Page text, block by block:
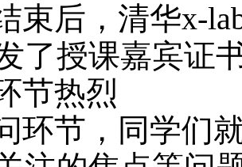
束后，清华x-
了授课嘉宾证
节热烈
环节，同学们